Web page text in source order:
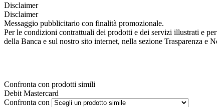
Disclaimer
Disclaimer
Messaggio pubblicitario con finalità promozionale.
Per le condizioni contrattuali dei prodotti e dei servizi illustrati e
della Banca e sul nostro sito internet, nella sezione Trasparenza e
Confronta con prodotti simili
Debit Mastercard
Confronta con